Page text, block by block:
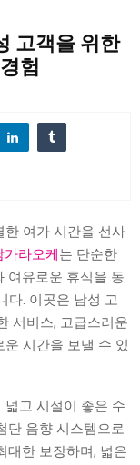
고객을 위한
험
한 여가 시간을 선사
가라오케는 단순한
여유로운 휴식을 동
다. 이곳은 남성 고
서비스, 고급스러운
시간을 보낼 수 있
고 시설이 좋은 수
단 음향 시스템으로
대한 보장하며, 넓은